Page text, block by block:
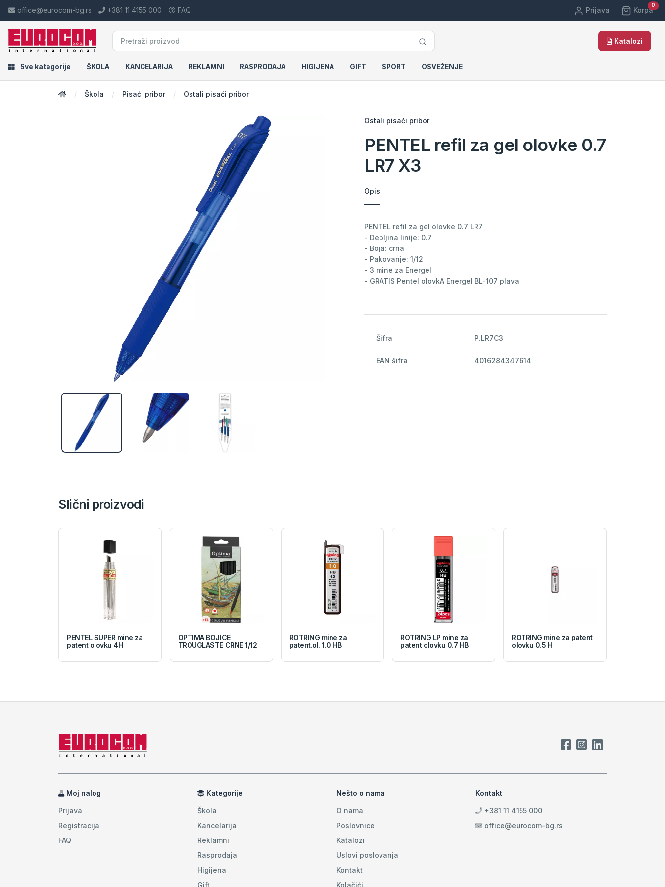
office@eurocom-bg.rs +381 11 4155 000 FAQ Prijava
0 cart
Korpa
Katalozi
Sve kategorije ŠKOLA KANCELARIJA REKLAMNI RASPRODAJA HIGIJENA GIFT SPORT OSVEŽENJE
Škola Pisaći pribor Ostali pisaći pribor
Ostali pisaći pribor
PENTEL refil za gel olovke 0.7
LR7 X3
Opis
PENTEL refil za gel olovke 0.7 LR7
- Debljina linije: 0.7
- Boja: crna
- Pakovanje: 1/12
- 3 mine za Energel
- GRATIS Pentel olovkA Energel BL-107 plava
Šifra P.LR7C3
EAN šifra 4016284347614
Slični proizvodi
PENTEL SUPER mine za
patent olovku 4H
OPTIMA BOJICE
TROUGLASTE CRNE 1/12
ROTRING mine za
patent.ol. 1.0 HB
ROTRING LP mine za
patent olovku 0.7 HB
ROTRING mine za patent
olovku 0.5 H
Moj nalog
Prijava
Registracija
FAQ
Kategorije
Škola
Kancelarija
Reklamni
Rasprodaja
Higijena
Gift
Nešto o nama
O nama
Poslovnice
Katalozi
Uslovi poslovanja
Kontakt
Kolačići
Kontakt
+381 11 4155 000
office@eurocom-bg.rs